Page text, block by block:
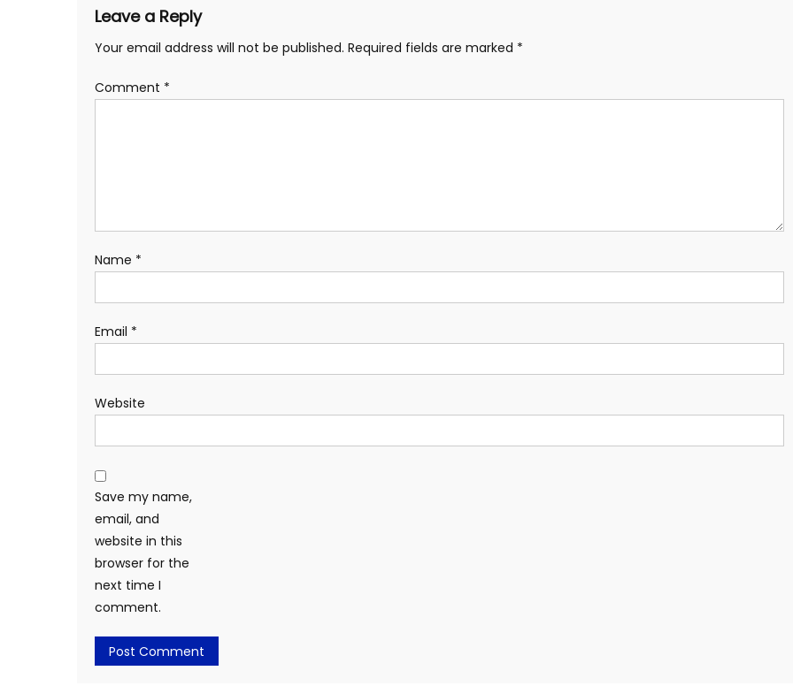
Leave a Reply
Your email address will not be published. Required fields are marked *
Comment *
Name *
Email *
Website
Save my name,
email, and
website in this
browser for the
next time I
comment.